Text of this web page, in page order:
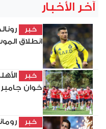
آخر الأخبار
خبر
انطلاق
خبر
خوان جامبر 2026.. الموعد والقنوات الناقلة
خبر